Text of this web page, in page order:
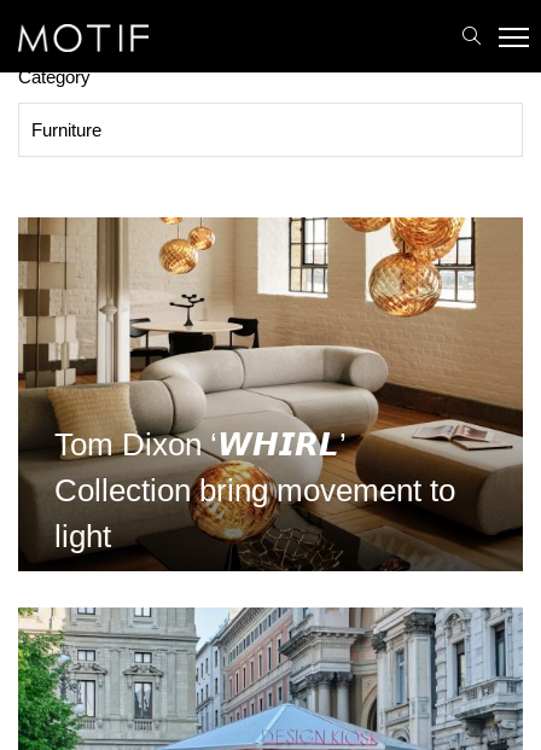
PRODUCTS
Category
Tom Dixon ‘𝙒𝙃𝙄𝙍𝙇’
Collection bring movement to
light